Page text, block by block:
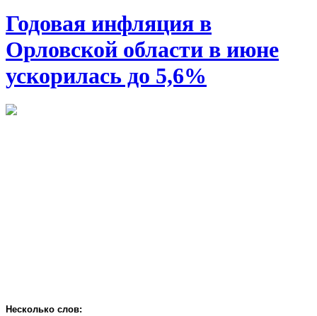
Годовая инфляция в
Орловской области в июне
ускорилась до 5,6%
Несколько слов: